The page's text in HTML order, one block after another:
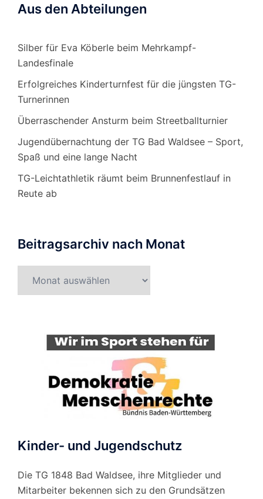
Aus den Abteilungen
Silber für Eva Köberle beim Mehrkampf-
Landesfinale
Erfolgreiches Kinderturnfest für die jüngsten TG-
Turnerinnen
Überraschender Ansturm beim Streetballturnier
Jugendübernachtung der TG Bad Waldsee – Sport,
Spaß und eine lange Nacht
TG-Leichtathletik räumt beim Brunnenfestlauf in
Reute ab
Beitragsarchiv nach Monat
nach
Kinder- und Jugendschutz
Die TG 1848 Bad Waldsee, ihre Mitglieder und
Mitarbeiter bekennen sich zu den Grundsätzen